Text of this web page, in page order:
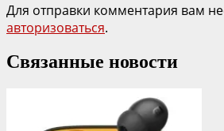
Для отправки комментария вам
авторизоваться.
Связанные новости